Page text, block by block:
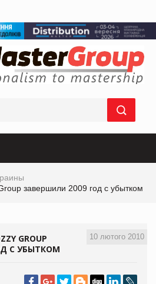
завершили 2009 год с убытком
10 лютого 2010
GROUP
С УБЫТКОМ